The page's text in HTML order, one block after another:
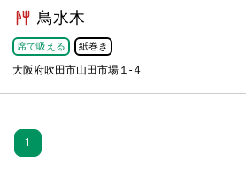
鳥水木
席で吸える 紙巻き
大阪府吹田市山田市場１-４
1